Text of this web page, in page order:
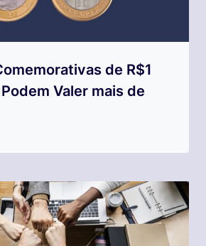
de R$1
Valer mais de